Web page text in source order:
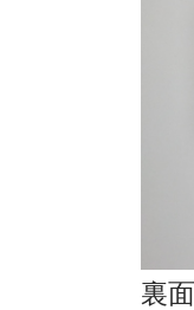
裏